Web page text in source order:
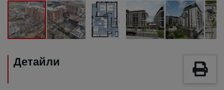
Детайли